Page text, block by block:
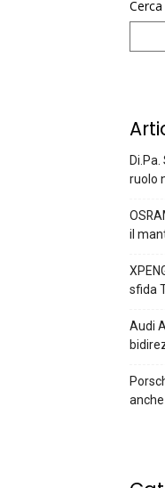
Cerca
ruolo
il
sfida
Audi